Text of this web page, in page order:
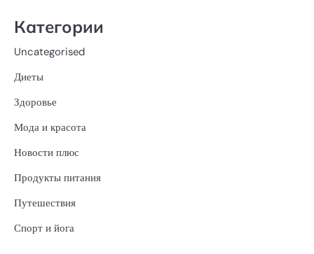
Категории
Uncategorised
Диеты
Здоровье
Мода и красота
Новости плюс
Продукты питания
Путешествия
Спорт и йога